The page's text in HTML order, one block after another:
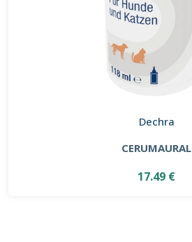
Dechra
CERUMAURAL
17.49 €